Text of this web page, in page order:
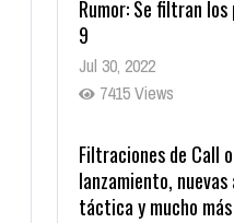
Rumor: Se filtran
9
Jul 30, 2022
7415 Views
Filtraciones de Call
lanzamiento, nuevas
táctica y mucho más